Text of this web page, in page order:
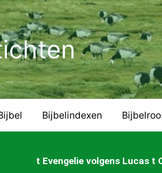
Bijbelindexen
t Evengelie volgens Lucas t